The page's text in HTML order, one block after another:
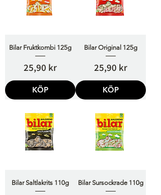
Bilar Fruktkombi 125g
Pris
25,90 kr
KÖP
Bilar Original 125g
Pris
25,90 kr
KÖP
Bilar Saltlakrits 110g Bilar Sursockrade 110g